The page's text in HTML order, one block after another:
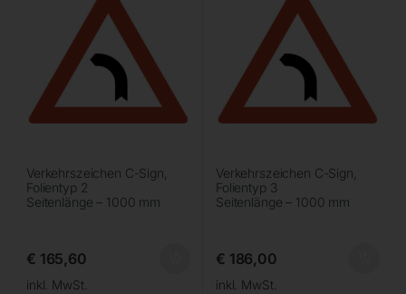
Verkehrszeichen C-Sign,
Folientyp 2
Seitenlänge – 1000 mm
€ 165,60
inkl. MwSt.
Verkehrszeichen C-Sign,
Folientyp 3
Seitenlänge – 1000 mm
€ 186,00
inkl. MwSt.